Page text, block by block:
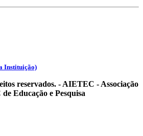
Instituição)
reservados. - AIETEC - Associação
Educação e Pesquisa